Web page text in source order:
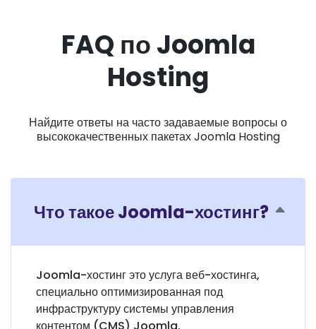
FAQ по Joomla
Hosting
Найдите ответы на часто задаваемые вопросы о
высококачественных пакетах Joomla Hosting
Что такое Joomla-хостинг?
Joomla-хостинг это услуга веб-хостинга,
специально оптимизированная под
инфраструктуру системы управления